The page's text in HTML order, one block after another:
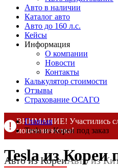
Авто в наличии
Каталог авто
Авто до 160 л.с.
Кейсы
Информация
О компании
Новости
Контакты
Калькулятор стоимости
Отзывы
Страхование ОСАГО
ВНИМАНИЕ! Участились
мошенничества!
по выставленному счету на Т-
При любых подозрениях,
Главная
Tesla из Кореи под заказ
Tesla из Кореи
Авто из КореиАвто из